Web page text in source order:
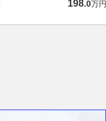
198.0万円